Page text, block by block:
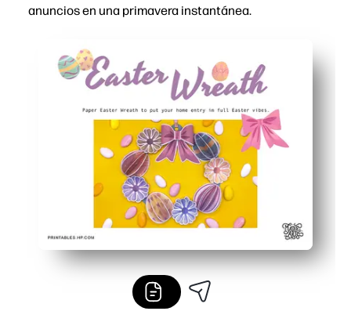
anuncios en una primavera instantánea.
Sin preparación y listo en cuestión de minutos: basta
Involucra a los niños con manualidades prácticas
Flexible para el hogar, la clase o las fiestas: se cuelga
Bajo nivel de desorden y económico: utiliza los